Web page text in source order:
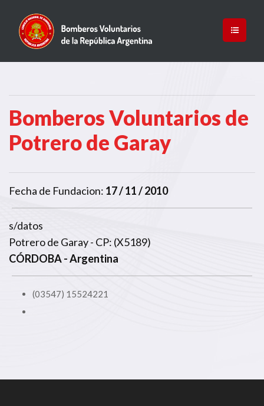
Bomberos Voluntarios de
Potrero de Garay
Fecha de Fundacion: 17 / 11 / 2010
s/datos
Potrero de Garay - CP: (X5189)
CÓRDOBA- Argentina
(03547) 15524221